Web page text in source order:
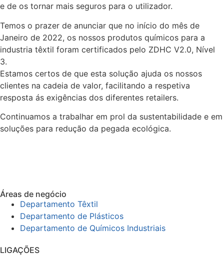
e de os tornar mais seguros para o utilizador.
Temos o prazer de anunciar que no início do mês de
Janeiro de 2022, os nossos produtos químicos para a
industria têxtil foram certificados pelo ZDHC V2.0, Nível
3.
Estamos certos de que esta solução ajuda os nossos
clientes na cadeia de valor, facilitando a respetiva
resposta ás exigências dos diferentes retailers.
Continuamos a trabalhar em prol da sustentabilidade e em
soluções para redução da pegada ecológica.
Áreas de negócio
Departamento Têxtil
Departamento de Plásticos
Departamento de Químicos Industriais
LIGAÇÕES